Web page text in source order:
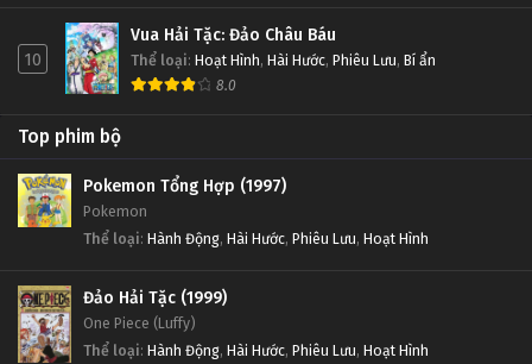
10
Vua Hải Tặc: Đảo Châu Báu
Thể loại: Hoạt Hình, Hài Hước, Phiêu Lưu, Bí ẩn
8.0
Top phim bộ
Pokemon Tổng Hợp (1997)
Pokemon
Thể loại: Hành Động, Hài Hước, Phiêu Lưu, Hoạt Hình
Đảo Hải Tặc (1999)
One Piece (Luffy)
Thể loại: Hành Động, Hài Hước, Phiêu Lưu, Hoạt Hình